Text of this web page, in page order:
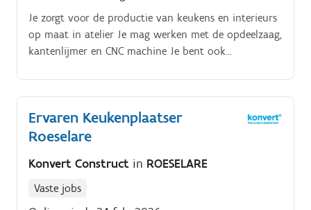
Je zorgt voor de productie van keukens en interieurs
op maat in atelier Je mag werken met de opdeelzaag,
kantenlijmer en CNC machine Je bent ook
panelen dienen mooi afgewerkt te worden met ABS
en fineer kantenbandjes Je stelt de machine in en
kan goed overweg met freesmachine Je controleert
op regelmatige basis de kwaliteit en houdt jouw
interieur, op maat, atelier
Ervaren Keukenplaatser
Roeselare
Konvert Construct in ROESELARE
Vaste jobs